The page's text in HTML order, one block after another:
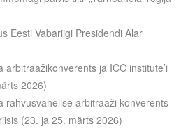
Eesti Vabariigi Presidendi Alar
ja ICC institute’i
2026)
rahvusvahelise arbitraaži konverents
(23. ja 25. märts 2026)